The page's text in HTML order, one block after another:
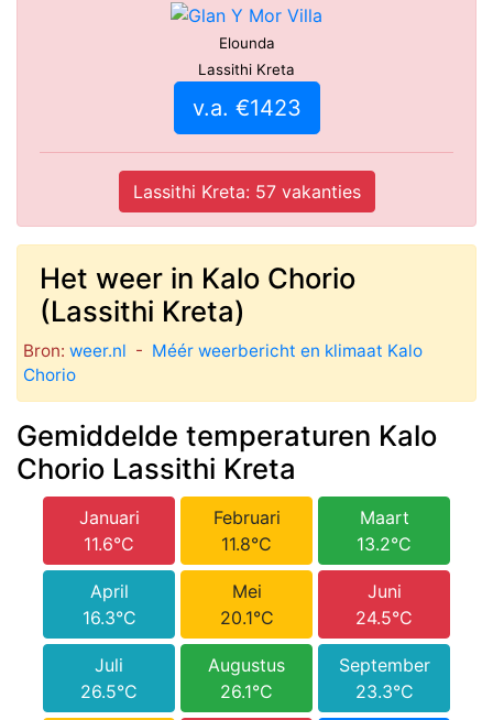
Elounda
Lassithi Kreta
v.a. €1423
Lassithi Kreta: 57 vakanties
Het weer in Kalo Chorio
(Lassithi Kreta)
Bron: weer.nl - Méér weerbericht en klimaat Kalo
Chorio
Gemiddelde temperaturen Kalo
Chorio Lassithi Kreta
Januari
11.6°C
Februari
11.8°C
Maart
13.2°C
April
16.3°C
Mei
20.1°C
Juni
24.5°C
Juli
26.5°C
Augustus
26.1°C
September
23.3°C